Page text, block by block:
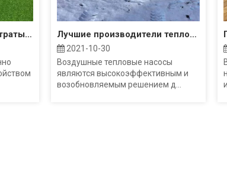
Полное руководство: Затраты на воздушный тепловой насос Лучшие производители тепловых насосов с воздушным источником в 2022 году
2021-10-30
Воздушные тепловые насосы
являются высокоэффективным и
возобновляемым решением д...